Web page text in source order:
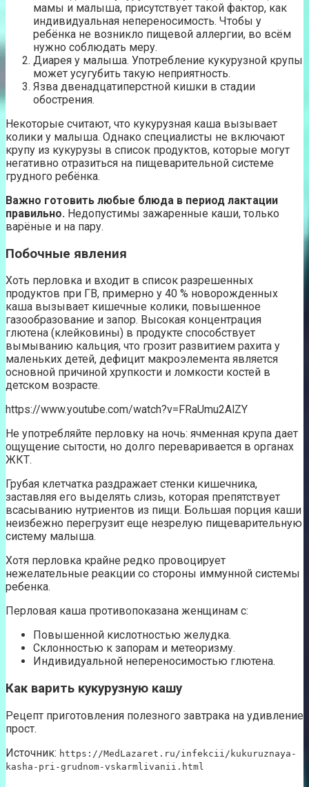
мамы и малыша, присутствует такой фактор, как
индивидуальная непереносимость. Чтобы у
ребёнка не возникло пищевой аллергии, во всём
нужно соблюдать меру.
Диарея у малыша. Употребление кукурузной крупы
может усугубить такую неприятность.
Язва двенадцатиперстной кишки в стадии
обострения.
Некоторые считают, что кукурузная каша вызывает
колики у малыша. Однако специалисты не включают
крупу из кукурузы в список продуктов, которые могут
негативно отразиться на пищеварительной системе
грудного ребёнка.
Важно готовить любые блюда в период лактации
правильно. Недопустимы зажаренные каши, только
варёные и на пару.
Побочные явления
Хоть перловка и входит в список разрешенных
продуктов при ГВ, примерно у 40 % новорожденных
каша вызывает кишечные колики, повышенное
газообразование и запор. Высокая концентрация
глютена (клейковины) в продукте способствует
вымыванию кальция, что грозит развитием рахита у
маленьких детей, дефицит макроэлемента является
основной причиной хрупкости и ломкости костей в
детском возрасте.
https://www.youtube.com/watch?v=FRaUmu2AlZY
Не употребляйте перловку на ночь: ячменная крупа дает
ощущение сытости, но долго переваривается в органах
ЖКТ.
Грубая клетчатка раздражает стенки кишечника,
заставляя его выделять слизь, которая препятствует
всасыванию нутриентов из пищи. Большая порция каши
неизбежно перегрузит еще незрелую пищеварительную
систему малыша.
Хотя перловка крайне редко провоцирует
нежелательные реакции со стороны иммунной системы
ребенка.
Перловая каша противопоказана женщинам с:
Повышенной кислотностью желудка.
Склонностью к запорам и метеоризму.
Индивидуальной непереносимостью глютена.
Как варить кукурузную кашу
Рецепт приготовления полезного завтрака на удивление
прост.
Источник: https://MedLazaret.ru/infekcii/kukuruznaya-
kasha-pri-grudnom-vskarmlivanii.html